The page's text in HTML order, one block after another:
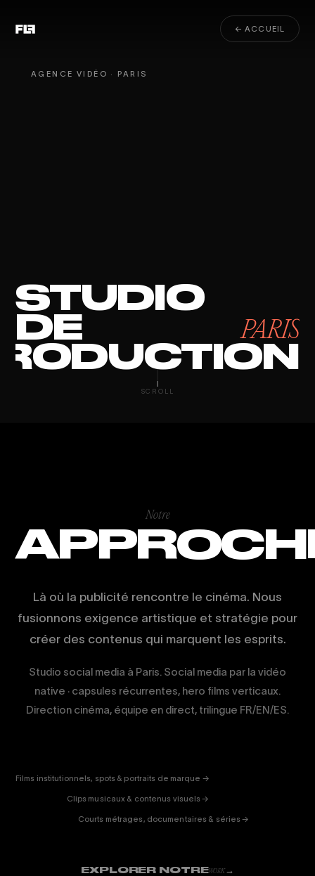
← ACCUEIL
STUDIO
AGENCE VIDÉO · PARIS
STUDIO
DE PARIS
SCROLL
Notre
Là où la publicité rencontre le cinéma. Nous
fusionnons exigence artistique et stratégie pour
créer des contenus qui marquent les esprits.
Studio social media à Paris. Social media par la vidéo
native · capsules récurrentes, hero films verticaux.
Direction cinéma, équipe en direct, trilingue FR/EN/ES.
Films institutionnels, spots & portraits de marque →
Clips musicaux & contenus visuels →
FICTION
& DOC
Courts métrages, documentaires & séries →
EXPLORER NOTREWORK→